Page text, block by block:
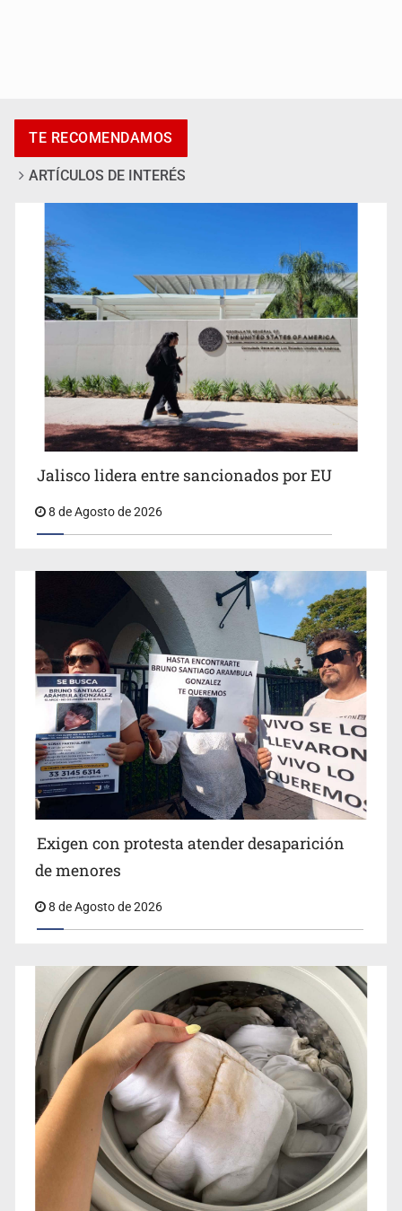
Llaman a mantener legado de Alcalde
Concierto patrio costará 32.9 mdp
TE RECOMENDAMOS
ARTÍCULOS DE INTERÉS
Jalisco lidera entre sancionados por EU
8 de Agosto de 2026
Exigen con protesta atender desaparición
de menores
8 de Agosto de 2026